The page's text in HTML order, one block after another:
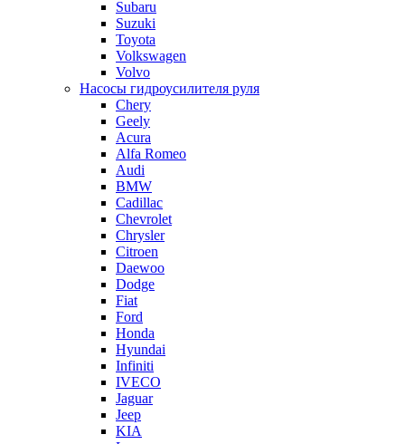
Subaru
Suzuki
Toyota
Volkswagen
Volvo
Насосы гидроусилителя руля
Chery
Geely
Acura
Alfa Romeo
Audi
BMW
Cadillac
Chevrolet
Chrysler
Citroen
Daewoo
Dodge
Fiat
Ford
Honda
Hyundai
Infiniti
IVECO
Jaguar
Jeep
KIA